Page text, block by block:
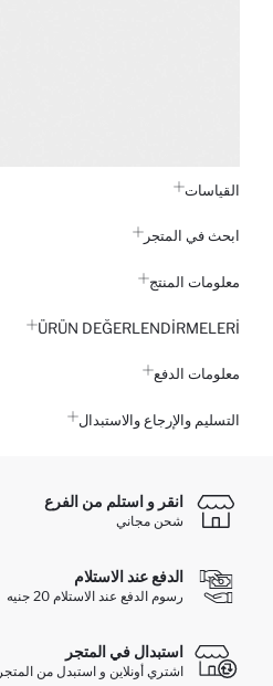
القياسات
ابحث في المتجر
معلومات المنتج
ÜRÜN DEĞERLENDİRMELERİ
معلومات الدفع
التسليم والإرجاع والاستبدال
انقر و استلم من الفرع
شحن مجاني
الدفع عند الاستلام
رسوم الدفع عند الاستلام 20 جنيه
استبدال في المتجر
اشتري أونلاين و استبدل من المتجر